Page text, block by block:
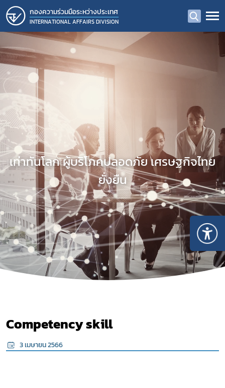
กองความร่วมมือระหว่างประเทศ
INTERNATIONAL AFFAIRS DIVISION
เท่าทันโลก ผู้บริโภคปลอดภัย เศรษฐกิจไทย
ยั่งยืน
Competency skill
3 เมษายน 2566